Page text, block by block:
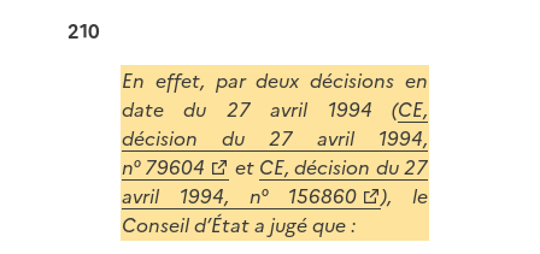
210
En effet, par deux décisions en
date du 27 avril 1994 (CE,
décision du 27 avril 1994,
n° 79604
et CE, décision du 27
avril 1994, n° 156860
), le
Conseil d’État a jugé que :